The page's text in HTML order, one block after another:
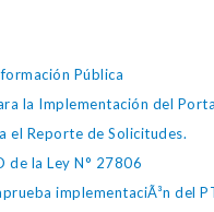
Pública
la Implementación del
el Reporte de Solicitudes.
de la Ley N° 27806
implementaciÃ³n del